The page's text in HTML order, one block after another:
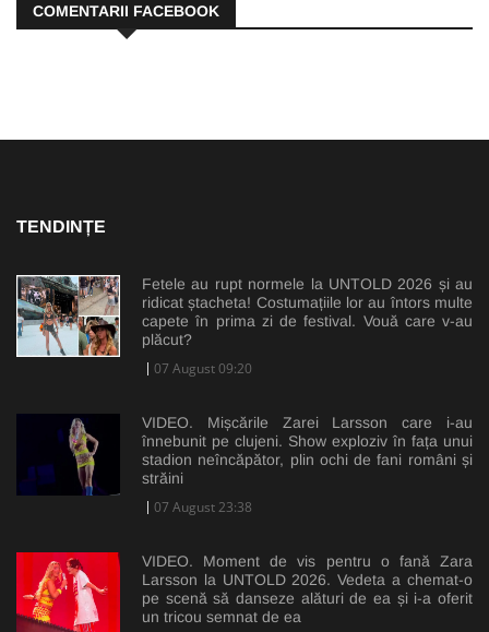
COMENTARII FACEBOOK
TENDINȚE
Fetele au rupt normele la UNTOLD 2026 și au
ridicat ștacheta! Costumațiile lor au întors multe
capete în prima zi de festival. Vouă care v-au
plăcut?
07 August 09:20
VIDEO. Mișcările Zarei Larsson care i-au
înnebunit pe clujeni. Show exploziv în fața unui
stadion neîncăpător, plin ochi de fani români și
străini
07 August 23:38
VIDEO. Moment de vis pentru o fană Zara
Larsson la UNTOLD 2026. Vedeta a chemat-o
pe scenă să danseze alături de ea și i-a oferit
un tricou semnat de ea